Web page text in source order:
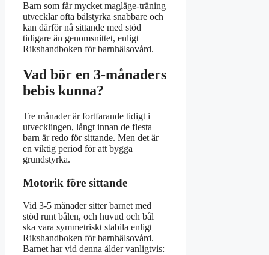
Barn som får mycket magläge-träning
utvecklar ofta bålstyrka snabbare och
kan därför nå sittande med stöd
tidigare än genomsnittet, enligt
Rikshandboken för barnhälsovård.
Vad bör en 3-månaders
bebis kunna?
Tre månader är fortfarande tidigt i
utvecklingen, långt innan de flesta
barn är redo för sittande. Men det är
en viktig period för att bygga
grundstyrka.
Motorik före sittande
Vid 3-5 månader sitter barnet med
stöd runt bålen, och huvud och bål
ska vara symmetriskt stabila enligt
Rikshandboken för barnhälsovård.
Barnet har vid denna ålder vanligtvis: